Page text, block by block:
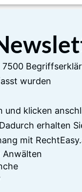
wurden
und klicken
erhalten
mit
Anwälten